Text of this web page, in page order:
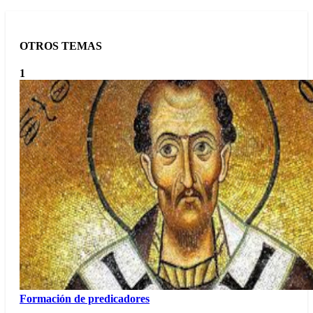
OTROS TEMAS
1
Formación de predicadores